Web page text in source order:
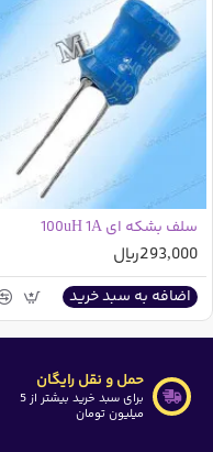
سلف بشکه ای 100uH 1A
293,000ریال
اضافه به سبد خرید
حمل و نقل رایگان
برای سبد خرید بیشتر از 5
میلیون تومان